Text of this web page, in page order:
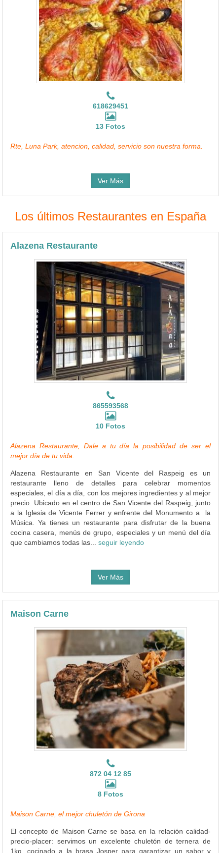
618629451
13 Fotos
Rte, Luna Park, atencion, calidad, servicio son nuestra forma.
Ver Más
Los últimos Restaurantes en España
Alazena Restaurante
865593568
10 Fotos
Alazena Restaurante, Dale a tu día la posibilidad de ser el
mejor día de tu vida.
Alazena Restaurante en San Vicente del Raspeig es un
restaurante lleno de detalles para celebrar momentos
especiales, el día a día, con los mejores ingredientes y al mejor
precio. Ubicado en el centro de San Vicente del Raspeig, junto
a la Iglesia de Vicente Ferrer y enfrente del Monumento a la
Música. Ya tienes un restaurante para disfrutar de la buena
cocina casera, menús de grupo, especiales y un menú del día
que cambiamos todas las... seguir leyendo
Ver Más
Maison Carne
872 04 12 85
8 Fotos
Maison Carne, el mejor chuletón de Girona
El concepto de Maison Carne se basa en la relación calidad-
precio-placer: servimos un excelente chuletón de ternera de
1kg, cocinado a la brasa Josper para garantizar un sabor y